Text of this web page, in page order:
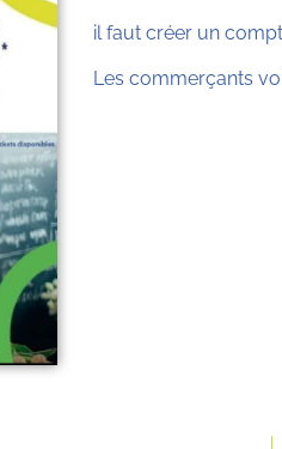
il faut créer un
Les commerçants